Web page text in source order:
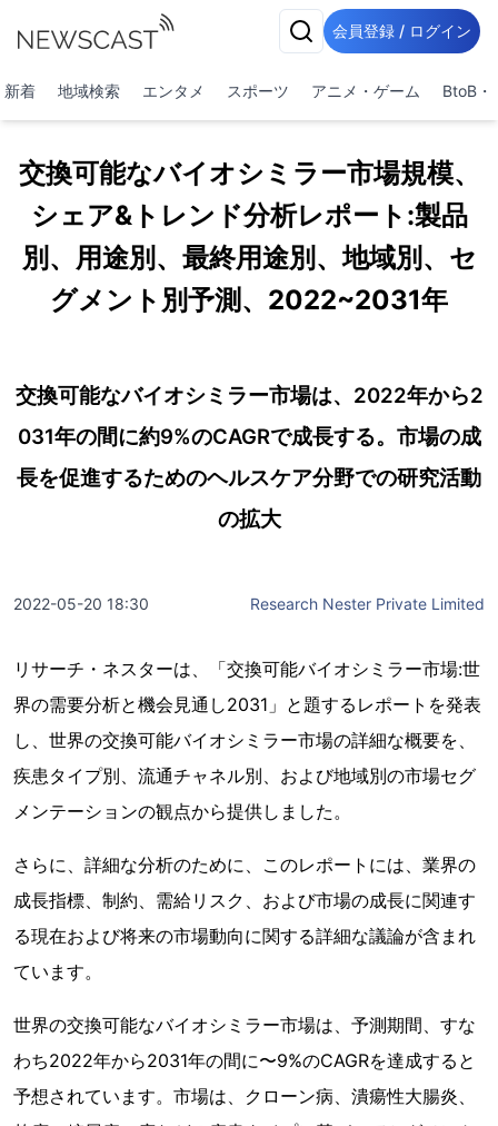
会員登録 / ログイン
新着 地域検索 エンタメ スポーツ アニメ・ゲーム BtoB・
交換可能なバイオシミラー市場規模、
シェア&トレンド分析レポート:製品
別、用途別、最終用途別、地域別、セ
グメント別予測、2022~2031年
交換可能なバイオシミラー市場は、2022年から2
031年の間に約9%のCAGRで成長する。市場の成
長を促進するためのヘルスケア分野での研究活動
の拡大
2022-05-20 18:30 Research Nester Private Limited
リサーチ・ネスターは、「交換可能バイオシミラー市場:世
界の需要分析と機会見通し2031」と題するレポートを発表
し、世界の交換可能バイオシミラー市場の詳細な概要を、
疾患タイプ別、流通チャネル別、および地域別の市場セグ
メンテーションの観点から提供しました。
さらに、詳細な分析のために、このレポートには、業界の
成長指標、制約、需給リスク、および市場の成長に関連す
る現在および将来の市場動向に関する詳細な議論が含まれ
ています。
世界の交換可能なバイオシミラー市場は、予測期間、すな
わち2022年から2031年の間に〜9%のCAGRを達成すると
予想されています。市場は、クローン病、潰瘍性大腸炎、